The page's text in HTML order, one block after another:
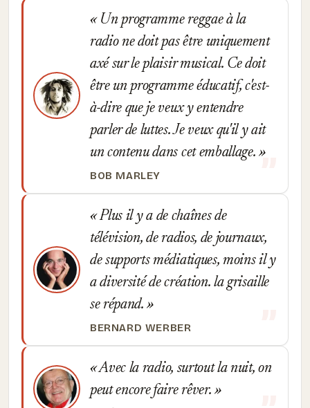
Un programme reggae à la
radio ne doit pas être uniquement
axé sur le plaisir musical. Ce doit
être un programme éducatif, c'est-
à-dire que je veux y entendre
parler de luttes. Je veux qu'il y ait
un contenu dans cet emballage.
BOB MARLEY
Plus il y a de chaînes de
télévision, de radios, de journaux,
de supports médiatiques, moins il y
a diversité de création. la grisaille
se répand.
BERNARD WERBER
Avec la radio, surtout la nuit, on
peut encore faire rêver.